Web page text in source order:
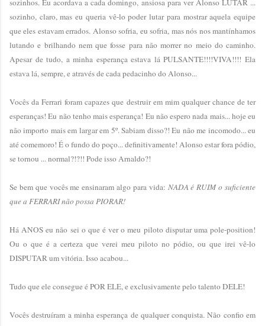
sozinhos. Eu acordava a cada domingo, ansiosa para ver Alonso LUTAR ...
sozinho, claro, mas eu queria vê-lo poder lutar para mostrar aquela equipe
que eles estavam errados. Alonso sofria, eu sofria, mas nós nos mantínhamos
lutando e brilhando nem que fosse para não morrer no meio do caminho.
Apesar de tudo, a minha esperança estava lá PULSANTE!!!!VIVA!!!! Ela
estava lá, sempre, e através de cada pedacinho do Alonso...
Vocês da Ferrari foram capazes que destruir em mim qualquer chance de ter
esperanças! Eu não tenho mais esperança! Eu não espero nada mais... hoje eu
não importo mais em largar em 5º. Sabiam disso?! Eu não me incomodo... eu
até comemoro! É o fundo do poço... definitivamente! Alonso estar fora pódio,
se tornou ... normal?!?!! Pode isso Arnaldo?!
Se bem que vocês me ensinaram algo para vida: NADA é RUIM o suficiente
que a FERRARI não possa PIORAR!
Há ANOS eu não sei o que é ver o meu piloto disputar uma pole-position!
Ou o que é a certeza que verei meu piloto no pódio, ou que irei vê-lo
DISPUTAR um vitória. Isso acabou...
Tudo que ele consegue é POR ELE, e exclusivamente pelo talento DELE!
Vocês destruíram a minha esperança de qualquer conquista. Não confio em